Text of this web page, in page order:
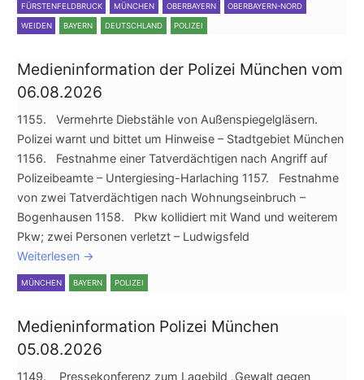
FÜRSTENFELDBRUCK MÜNCHEN OBERBAYERN OBERBAYERN-NORD
WEIDEN BAYERN DEUTSCHLAND POLIZEI
Medieninformation der Polizei München vom
06.08.2026
1155. Vermehrte Diebstähle von Außenspiegelgläsern.
Polizei warnt und bittet um Hinweise – Stadtgebiet München
1156. Festnahme einer Tatverdächtigen nach Angriff auf
Polizeibeamte – Untergiesing-Harlaching 1157. Festnahme
von zwei Tatverdächtigen nach Wohnungseinbruch –
Bogenhausen 1158. Pkw kollidiert mit Wand und weiterem
Pkw; zwei Personen verletzt – Ludwigsfeld
Weiterlesen →
MÜNCHEN BAYERN POLIZEI
Medieninformation Polizei München
05.08.2026
1149. Pressekonferenz zum Lagebild „Gewalt gegen